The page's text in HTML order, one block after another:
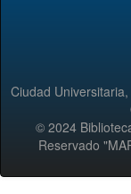
Ciudad
© 2024
Reservado